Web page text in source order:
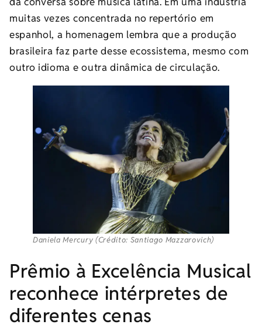
muitas vezes concentrada no repertório em
espanhol, a homenagem lembra que a produção
brasileira faz parte desse ecossistema, mesmo com
outro idioma e outra dinâmica de circulação.
Daniela Mercury (Crédito: Santiago Mazzarovich)
Prêmio à Excelência Musical
reconhece intérpretes de
diferentes cenas